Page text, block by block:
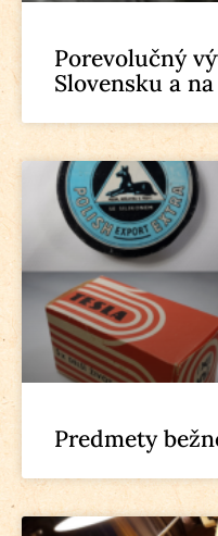
Porevolučný
Slovensku a
Predmety